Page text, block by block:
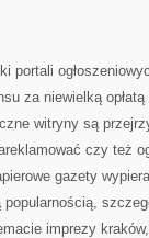
portali
za niewielką
witryny są
czy też
gazety
imprezy